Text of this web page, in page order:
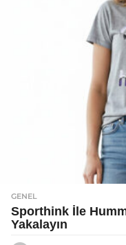
GENEL
Sporthink İle
Yakalayın